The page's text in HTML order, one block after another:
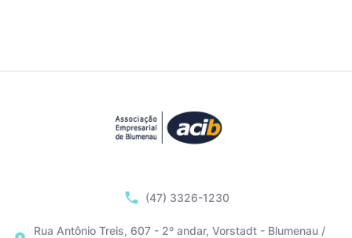
(47) 3326-1230
Rua Antônio Treis, 607 - 2º andar, Vorstadt - Blumenau /